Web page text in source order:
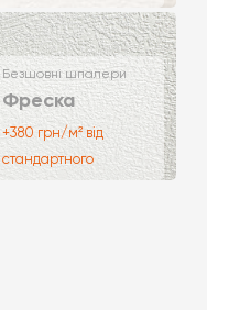
Безшовні шпалери
Фреска
+380 грн/м² від
стандартного